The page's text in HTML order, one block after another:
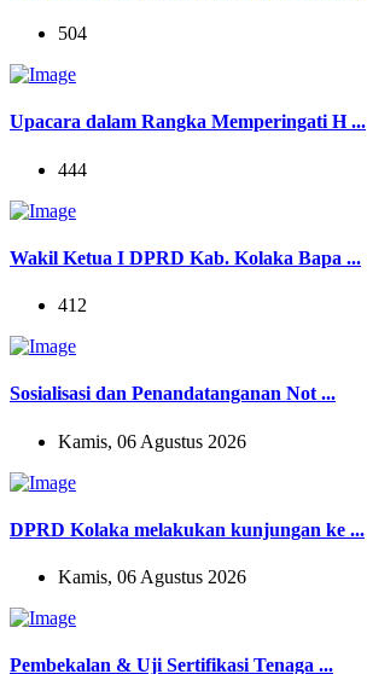
504
Upacara dalam Rangka Memperingati H ...
444
Wakil Ketua I DPRD Kab. Kolaka Bapa ...
412
Sosialisasi dan Penandatanganan Not ...
Kamis, 06 Agustus 2026
DPRD Kolaka melakukan kunjungan ke ...
Kamis, 06 Agustus 2026
Pembekalan & Uji Sertifikasi Tenaga ...